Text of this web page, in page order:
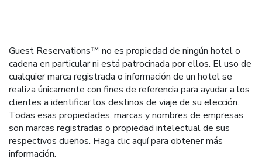
Guest Reservations™ no es propiedad de ningún hotel o
cadena en particular ni está patrocinada por ellos. El uso de
cualquier marca registrada o información de un hotel se
realiza únicamente con fines de referencia para ayudar a los
clientes a identificar los destinos de viaje de su elección.
Todas esas propiedades, marcas y nombres de empresas
son marcas registradas o propiedad intelectual de sus
respectivos dueños. Haga clic aquípara obtener más
información.